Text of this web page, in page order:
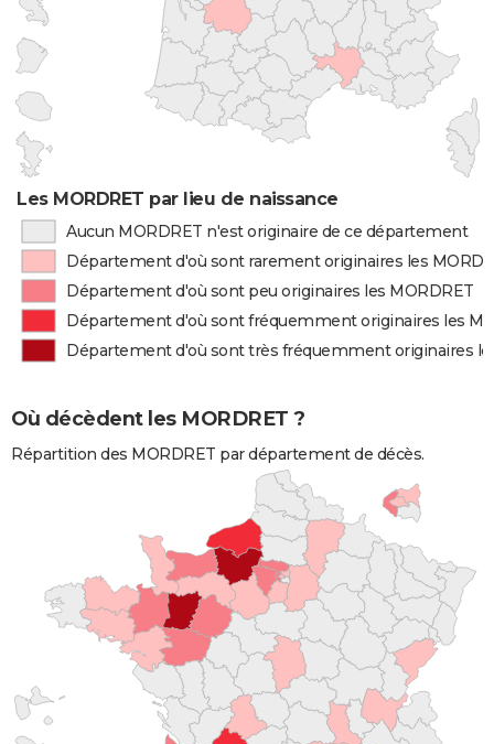
Les MORDRET par lieu de naissance
Aucun MORDRET n'est originaire de ce département
Département d'où sont rarement originaires les
Département d'où sont peu originaires les MORDRET
Département d'où sont fréquemment originaires les
Département d'où sont très fréquemment originaires
Où décèdent les MORDRET ?
Répartition des MORDRET par département de décès.